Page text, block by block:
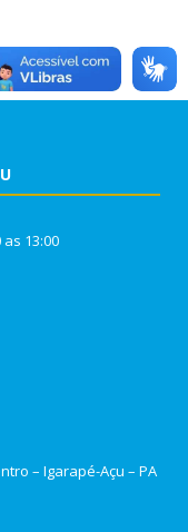
13:00
– Igarapé-Açu – PA